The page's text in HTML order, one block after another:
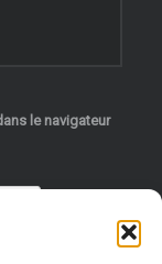
le navigateur